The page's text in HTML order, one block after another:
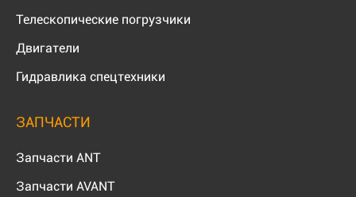
Телескопические погрузчики
Двигатели
Гидравлика спецтехники
ЗАПЧАСТИ
Запчасти ANT
Запчасти AVANT